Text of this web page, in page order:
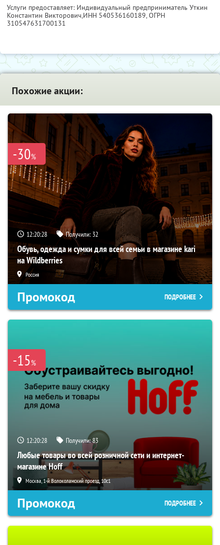
Услуги предоставляет: Индивидуальный предприниматель Уткин
Константин Викторович,ИНН 540536160189, ОГРН
310547631700131
Похожие акции:
-30%
12:20:27 Получили: 32
Обувь, одежда и сумки для всей семьи в магазине kari
на Wildberries
Россия
Промокод ПОДРОБНЕЕ
-15%
12:20:27 Получили:83
Любые товары во всей розничной сети и интернет-
магазине Hoff
Москва, 1-й Волоколамский проезд, 10с1
Промокод ПОДРОБНЕЕ